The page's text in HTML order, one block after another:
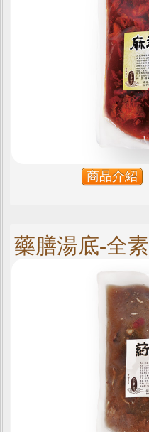
商品介紹
藥膳湯底-全素